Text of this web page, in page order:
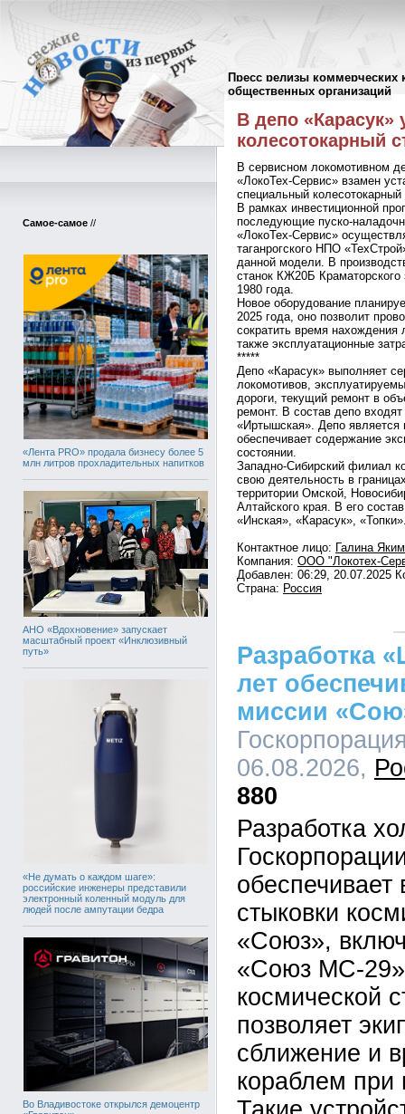
Пресс релизы коммерческих
общественных организаций
Самое-самое //
«Лента PRO» продала бизнесу более 5
млн литров прохладительных напитков
АНО «Вдохновение» запускает
масштабный проект «Инклюзивный
путь»
«Не думать о каждом шаге»:
российские инженеры представили
электронный коленный модуль для
людей после ампутации бедра
Во Владивостоке открылся демоцентр
Пресс-релизы//
В депо «Карасук»
колесотокарный
В сервисном локомотивном
«ЛокоТех-Сервис» взамен
специальный
В рамках инвестиционной
последующие пуско-
«ЛокоТех-Сервис»
таганрогского НПО
данной модели. В
станок КЖ20Б
1980 года.
Новое оборудование
2025 года, оно позволит
сократить время нахождения
также эксплуатационные
*****
Депо «Карасук» выполняет
локомотивов,
дороги, текущий ремонт в
ремонт. В состав депо
«Иртышская». Депо
обеспечивает содержание
состоянии.
Западно-Сибирский филиал
свою деятельность в
территории Омской,
Алтайского края. В его
«Инская», «Карасук»,
Контактное лицо: Галина
Компания: ООО "Локотех-
Добавлен: 06:29, 20.07.2025
Страна: Россия
Разработка
лет
миссии
06.08.2026,
880
Разработка
обеспечивает
стыковки
«Союз»,
«Союз МС-
космической
позволяет
сближение и
кораблем при